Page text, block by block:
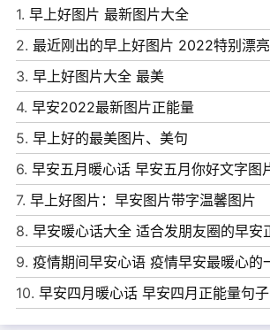
6、如果你和别人打了两个小时牌，还不
么你就是。早安!
7、对于别人的嘲笑和讽刺，其实你都无
做好了就是最好的反驳。早安!
8、在崎岖的并且布满荆棘的成功之路
1. 早上好图片 最新图片大全
2. 最近刚出的早上好图片 2022特别漂
3. 早上好图片大全 最美
4. 早安2022最新图片正能量
5. 早上好的最美图片、美句
6. 早安五月暖心话 早安五月你好文字图
7. 早上好图片：早安图片带字温馨图片
8. 早安暖心话大全 适合发朋友圈的早安
9. 疫情期间早安心语 疫情早安最暖心的
10. 早安四月暖心话 早安四月正能量句